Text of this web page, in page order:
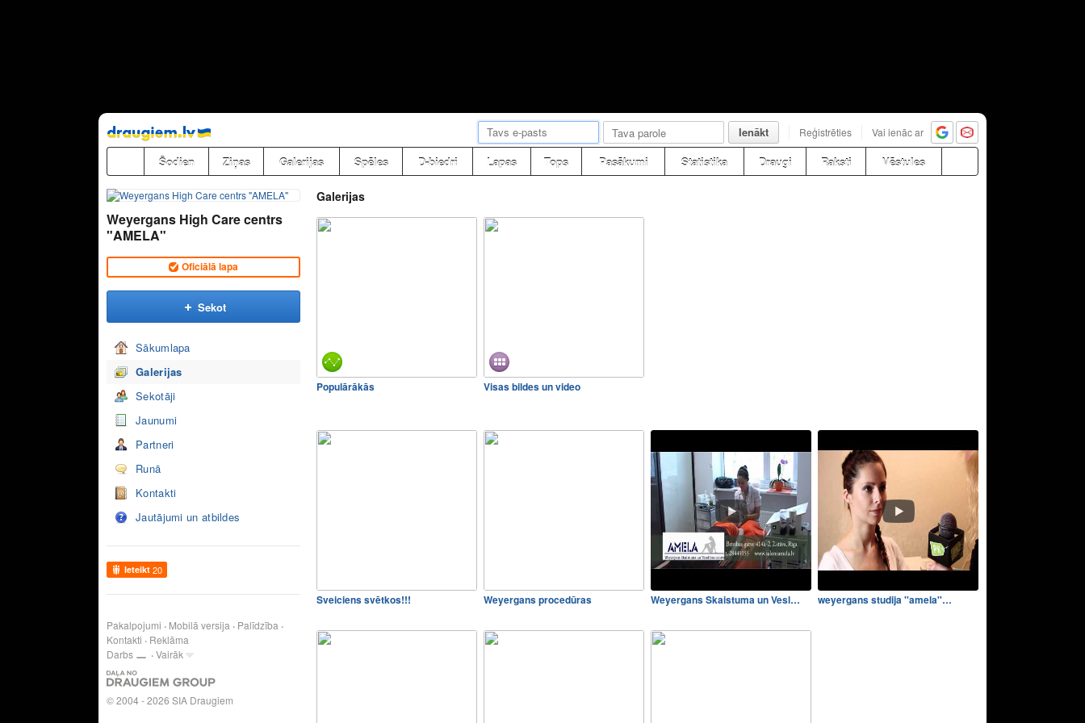
Pāriet
uz
saturu
Ienākt Reģistrēties Vai ienāc ar
Šodien Ziņas Galerijas Spēles D-biedri Lapas Tops Pasākumi Statistika Draugi Raksti Vēstules
Weyergans High Care centrs
"AMELA"
Oficiālā lapa
Sekot
Sākumlapa
Galerijas
Sekotāji
Jaunumi
Partneri
Runā
Kontakti
Jautājumi un atbildes
Ieteikt 20
Pakalpojumi Mobilā versija
Palīdzība
Kontakti
Reklāma
Darbs
Vairāk
© 2004 - 2026 SIA Draugiem
Galerijas
Populārākās Visas bildes un video
Sveiciens svētkos!!! Weyergans procedūras Weyergans Skaistuma un Vesl… weyergans studija ''amela''…